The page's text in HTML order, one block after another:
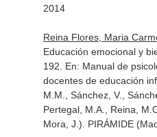
2014
Reina Flores, Maria
Educación emocional y
192. En: Manual de
docentes de educación
M.M., Sánchez, V.,
Pertegal, M.A., Reina,
Mora, J.) . PIRÁMIDE